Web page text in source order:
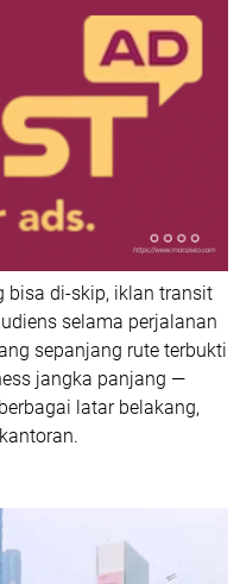
bisa di-skip, iklan transit
selama perjalanan
sepanjang rute terbukti
jangka panjang —
latar belakang,